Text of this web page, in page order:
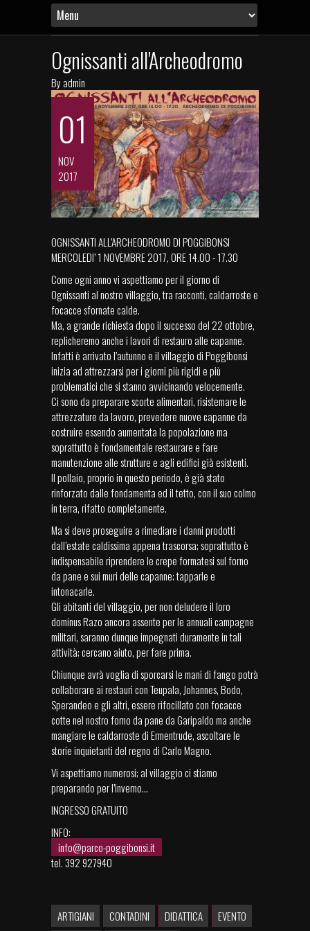
Ognissanti all'Archeodromo
By admin
01
NOV
2017
OGNISSANTI ALL’ARCHEODROMO DI POGGIBONSI
MERCOLEDI’ 1 NOVEMBRE 2017, ORE 14.00 - 17.30
Come ogni anno vi aspettiamo per il giorno di
Ognissanti al nostro villaggio, tra racconti, caldarroste e
focacce sfornate calde.
Ma, a grande richiesta dopo il successo del 22 ottobre,
replicheremo anche i lavori di restauro alle capanne.
Infatti è arrivato l’autunno e il villaggio di Poggibonsi
inizia ad attrezzarsi per i giorni più rigidi e più
problematici che si stanno avvicinando velocemente.
Ci sono da preparare scorte alimentari, risistemare le
attrezzature da lavoro, prevedere nuove capanne da
costruire essendo aumentata la popolazione ma
soprattutto è fondamentale restaurare e fare
manutenzione alle strutture e agli edifici già esistenti.
Il pollaio, proprio in questo periodo, è già stato
rinforzato dalle fondamenta ed il tetto, con il suo colmo
in terra, rifatto completamente.
Ma si deve proseguire a rimediare i danni prodotti
dall’estate caldissima appena trascorsa; soprattutto è
indispensabile riprendere le crepe formatesi sul forno
da pane e sui muri delle capanne; tapparle e
intonacarle.
Gli abitanti del villaggio, per non deludere il loro
dominus Razo ancora assente per le annuali campagne
militari, saranno dunque impegnati duramente in tali
attività; cercano aiuto, per fare prima.
Chiunque avrà voglia di sporcarsi le mani di fango potrà
collaborare ai restauri con Teupala, Johannes, Bodo,
Sperandeo e gli altri, essere rifocillato con focacce
cotte nel nostro forno da pane da Garipaldo ma anche
mangiare le caldarroste di Ermentrude, ascoltare le
storie inquietanti del regno di Carlo Magno.
Vi aspettiamo numerosi; al villaggio ci stiamo
preparando per l’inverno...
INGRESSO GRATUITO
INFO:
info@parco-poggibonsi.it
tel. 392 927940
ARTIGIANI CONTADINI DIDATTICA EVENTO